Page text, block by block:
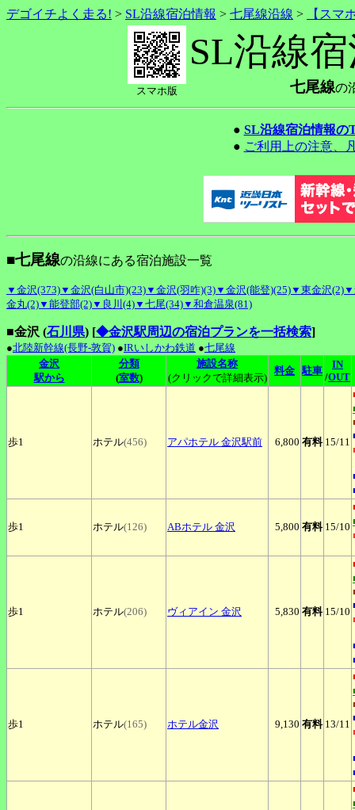
デゴイチよく走る! > SL沿線宿泊情報 > 七尾線沿線 > 【スマ
スマホ版
SL沿線
七尾線の
● SL沿線宿泊情報の
● ご利用上の注意、
■七尾線の沿線にある宿泊施設一覧
▼金沢(373)▼金沢(白山市)(23)▼金沢(羽咋)(3)▼金沢(能登)(25)▼東金沢(2)▼
金丸(2)▼能登部(2)▼良川(4)▼七尾(34)▼和倉温泉(81)
■金沢 (石川県) [◆金沢駅周辺の宿泊プランを一括検索]
●北陸新幹線(長野-敦賀) ●IRいしかわ鉄道 ●七尾線
金沢
駅から
分類
(室数)
施設名称
(クリックで詳細表示)
料金 駐車
IN
/OUT
歩1 ホテル(456) アパホテル 金沢駅前 6,800 有料 15/11
歩1 ホテル(126) ABホテル 金沢 5,800 有料 15/10
歩1 ホテル(206) ヴィアイン 金沢 5,830 有料 15/10
歩1 ホテル(165) ホテル金沢 9,130 有料 13/11